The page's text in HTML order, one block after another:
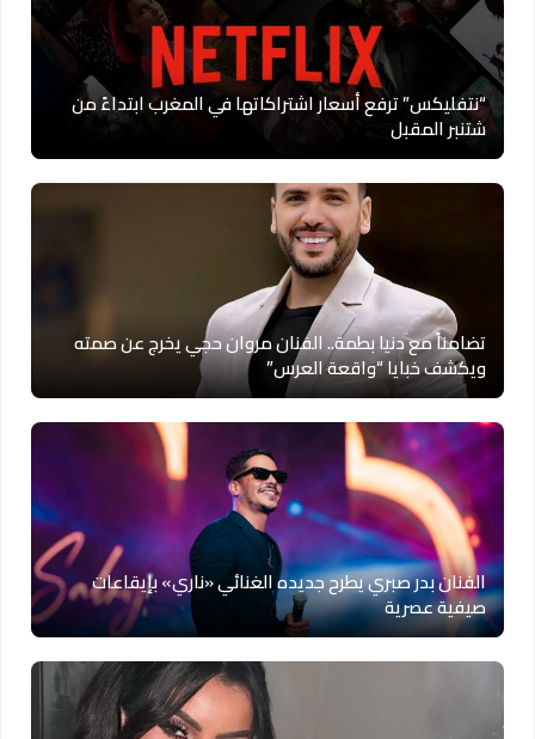
“نتفليكس” ترفع أسعار اشتراكاتها في المغرب ابتداءً من
شتنبر المقبل
تضامناً مع دنيا بطمة.. الفنان مروان حجي يخرج عن صمته
ويكشف خبايا “واقعة العرس”
الفنان بدر صبري يطرح جديده الغنائي «ناري» بإيقاعات
صيفية عصرية